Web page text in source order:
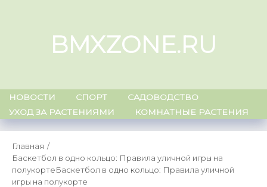
BMXZONE.RU
НОВОСТИ СПОРТ
САДОВОДСТВО
УХОД ЗА РАСТЕНИЯМИ
КОМНАТНЫЕ РАСТЕНИЯ
Главная
Баскетбол в одно кольцо: Правила уличной игры на
полукортеБаскетбол в одно кольцо: Правила уличной
игры на полукорте